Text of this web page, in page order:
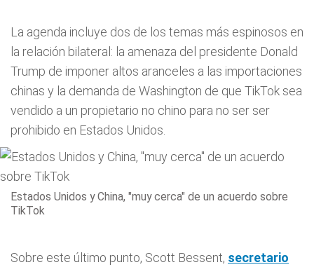
La agenda incluye dos de los temas más espinosos en
la relación bilateral: la amenaza del presidente Donald
Trump de imponer altos aranceles a las importaciones
chinas y la demanda de Washington de que TikTok sea
vendido a un propietario no chino para no ser ser
prohibido en Estados Unidos.
Estados Unidos y China, "muy cerca" de un acuerdo sobre
TikTok
Sobre este último punto, Scott Bessent, secretario